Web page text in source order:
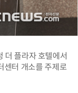
더 플라자 호텔에서
센터 개소를 주제로